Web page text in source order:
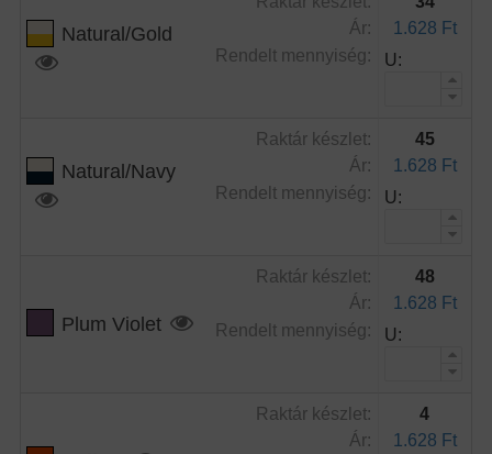
Natural/Gold
Ár:
Rendelt mennyiség:
1.628 Ft
U:
Natural/Navy
Raktár készlet:
Ár:
Rendelt mennyiség:
45
1.628 Ft
U:
Plum Violet
Raktár készlet:
Ár:
Rendelt mennyiség:
48
1.628 Ft
U:
Raktár készlet:
Ár:
4
1.628 Ft